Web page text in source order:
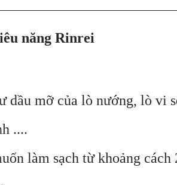
năng Rinrei
dầu mỡ của lò nướng, lò vi
....
làm sạch từ khoảng cách